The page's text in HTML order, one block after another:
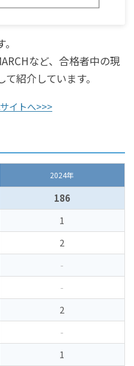
など、合格者中の現
紹介しています。
イトへ>>>
2024年
186
1
2
-
-
2
-
1